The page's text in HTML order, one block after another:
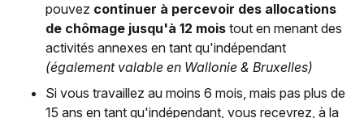
pouvez continuer à percevoir des allocations
de chômage jusqu'à 12 mois tout en menant des
activités annexes en tant qu'indépendant
(également valable en Wallonie & Bruxelles)
Si vous travaillez au moins 6 mois, mais pas plus de
15 ans en tant qu'indépendant, vous recevrez, à la